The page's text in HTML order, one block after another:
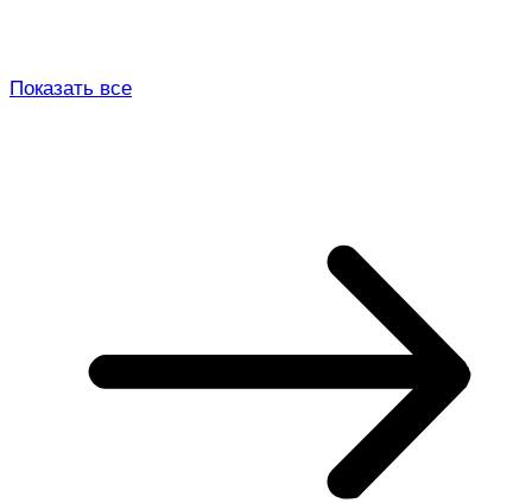
Показать все